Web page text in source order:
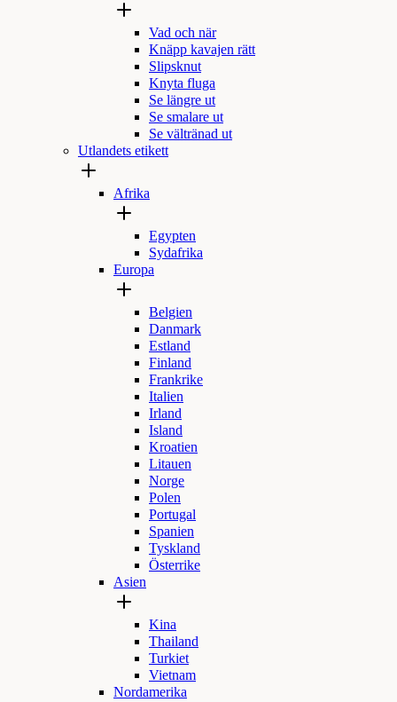
Vad och när
Knäpp kavajen rätt
Slipsknut
Knyta fluga
Se längre ut
Se smalare ut
Se vältränad ut
Utlandets etikett
Afrika
Egypten
Sydafrika
Europa
Belgien
Danmark
Estland
Finland
Frankrike
Italien
Irland
Island
Kroatien
Litauen
Norge
Polen
Portugal
Spanien
Tyskland
Österrike
Asien
Kina
Thailand
Turkiet
Vietnam
Nordamerika